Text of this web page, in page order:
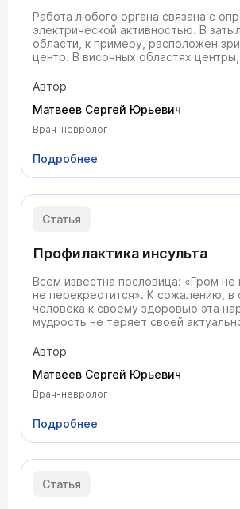
Работа любого органа связана с
электрической активностью. В затылочной
области, к примеру, расположен
центр. В височных областях
«проводящие пути» — отростки
которые можно представить в виде
протянутых от органов чувств (глаз,
т.д.) к центрам в головном мозге.
активно работают — в них
электрическая активность.
потенциалов — это не что иное, как
самой активности, возникающей в
целенаправленное раздражение
чувствительных и прочих).
Автор
Матвеев Сергей Юрьевич
Врач-невролог
Подробнее
Статья
Профилактика инсульта
Всем известна пословица: «Гром не
не перекрестится». К сожалению, в
человека к своему здоровью эта
мудрость не теряет своей
случаев развивается совершенно
что и было отмечено врачами
Часто приходится слышать такую
«предынсультное состояние». Его
бытовом уровне, оно
используется даже врачами.
два извечных вопроса: «кто
делать?».
Автор
Матвеев Сергей Юрьевич
Врач-невролог
Подробнее
Статья